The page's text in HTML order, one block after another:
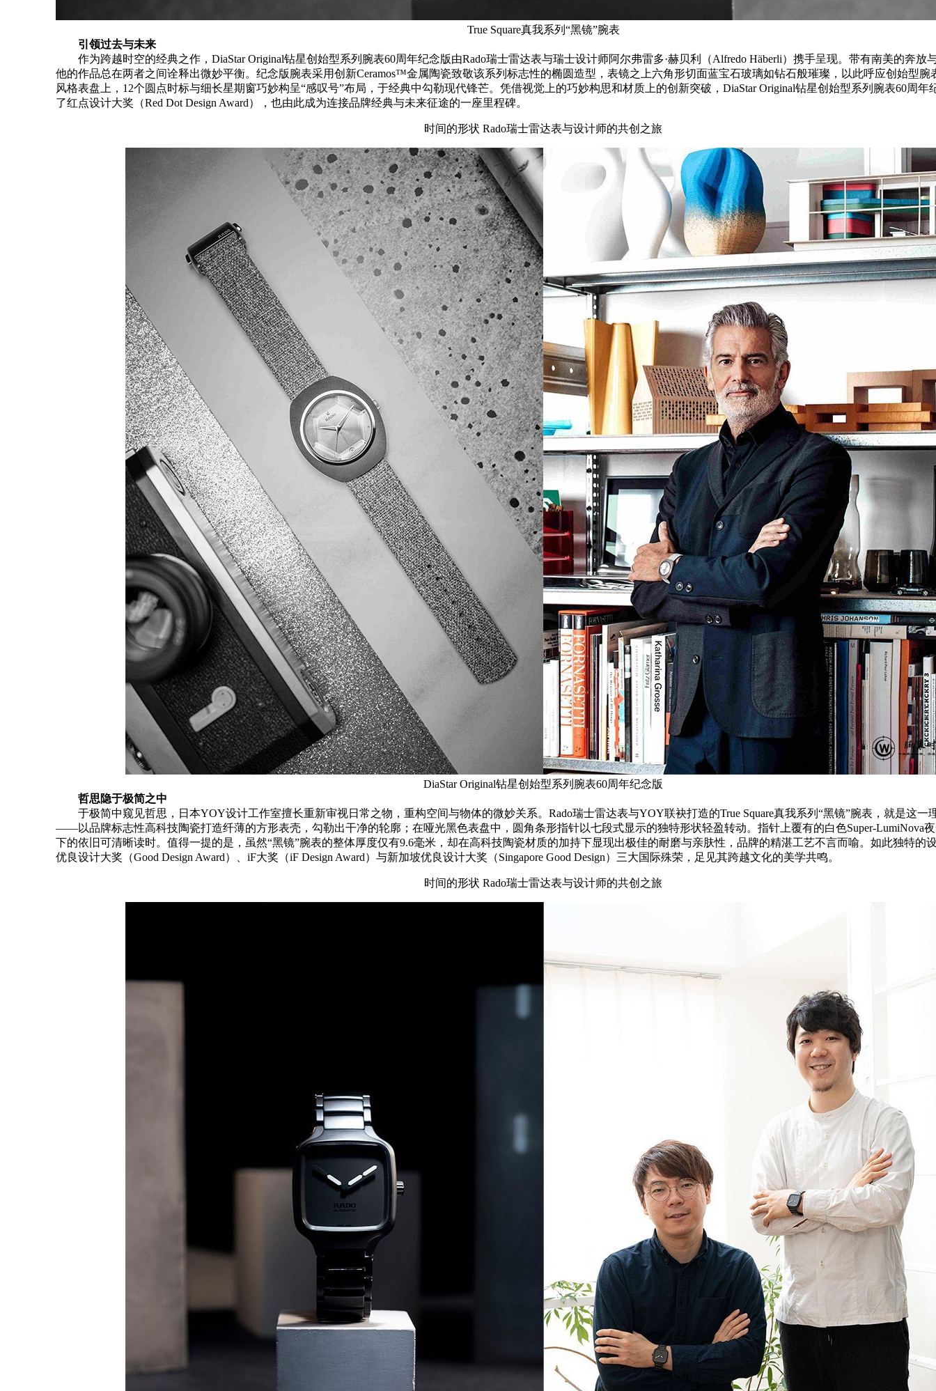
True Square真我系列“黑镜”腕表
引领过去与未来
作为跨越时空的经典之作，DiaStar Original钻星创始型系列腕表60周年纪念版由Rado瑞士雷达表与瑞士设计师阿尔弗雷多·赫贝利（Alfredo Häberli）携手呈现。带有南美的奔放
他的作品总在两者之间诠释出微妙平衡。纪念版腕表采用创新Ceramos™金属陶瓷致敬该系列标志性的椭圆造型，表镜之上六角形切面蓝宝石玻璃如钻石般璀璨，以此呼应创始型腕
风格表盘上，12个圆点时标与细长星期窗巧妙构呈“感叹号”布局，于经典中勾勒现代锋芒。凭借视觉上的巧妙构思和材质上的创新突破，DiaStar Original钻星创始型系列腕表60周年
了红点设计大奖（Red Dot Design Award），也由此成为连接品牌经典与未来征途的一座里程碑。
时间的形状 Rado瑞士雷达表与设计师的共创之旅
DiaStar Original钻星创始型系列腕表60周年纪念版
哲思隐于极简之中
于极简中窥见哲思，日本YOY设计工作室擅长重新审视日常之物，重构空间与物体的微妙关系。Rado瑞士雷达表与YOY联袂打造的True Square真我系列“黑镜”腕表，就是这一
——以品牌标志性高科技陶瓷打造纤薄的方形表壳，勾勒出干净的轮廓；在哑光黑色表盘中，圆角条形指针以七段式显示的独特形状轻盈转动。指针上覆有的白色Super-LumiNova
下的依旧可清晰读时。值得一提的是，虽然“黑镜”腕表的整体厚度仅有9.6毫米，却在高科技陶瓷材质的加持下显现出极佳的耐磨与亲肤性，品牌的精湛工艺不言而喻。如此独特的
优良设计大奖（Good Design Award）、iF大奖（iF Design Award）与新加坡优良设计大奖（Singapore Good Design）三大国际殊荣，足见其跨越文化的美学共鸣。
时间的形状 Rado瑞士雷达表与设计师的共创之旅